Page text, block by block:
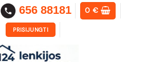
656 88181 0€
PRISIJUNGTI